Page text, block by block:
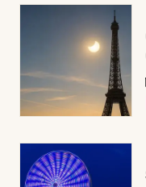
75 - Paris
Choisir mes
Mon email